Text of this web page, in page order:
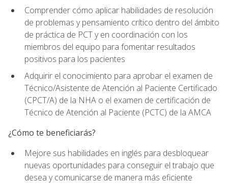
Comprender cómo aplicar habilidades de resolución
de problemas y pensamiento crítico dentro del ámbito
de práctica de PCT y en coordinación con los
miembros del equipo para fomentar resultados
positivos para los pacientes
Adquirir el conocimiento para aprobar el examen de
Técnico/Asistente de Atención al Paciente Certificado
(CPCT/A) de la NHA o el examen de certificación de
Técnico de Atención al Paciente (PCTC) de la AMCA
¿Cómo te beneficiarás?
Mejore sus habilidades en inglés para desbloquear
nuevas oportunidades para conseguir el trabajo que
desea y comunicarse de manera más eficiente